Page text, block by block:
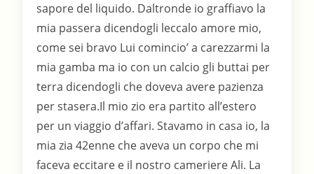
sapore del liquido. Daltronde io graffiavo la
mia passera dicendogli leccalo amore mio,
come sei bravo Lui comincio’ a carezzarmi la
mia gamba ma io con un calcio gli buttai per
terra dicendogli che doveva avere pazienza
per stasera.Il mio zio era partito all’estero
per un viaggio d’affari. Stavamo in casa io, la
mia zia 42enne che aveva un corpo che mi
faceva eccitare e il nostro cameriere Ali. La